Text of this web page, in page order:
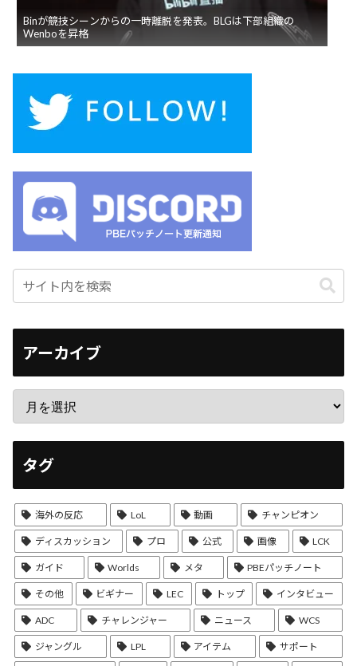
Binが競技シーンからの一時離脱を発表。BLGは下部組織の
Wenboを昇格
アーカイブ
タグ
海外の反応 LoL 動画 チャンピオン
ディスカッション プロ 公式 画像 LCK
ガイド Worlds メタ PBEパッチノート
その他 ビギナー LEC トップ インタビュー
ADC チャレンジャー ニュース WCS
ジャングル LPL アイテム サポート